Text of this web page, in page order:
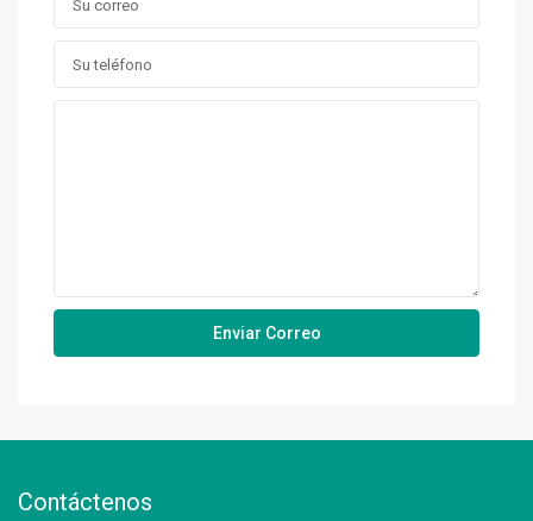
Contáctenos